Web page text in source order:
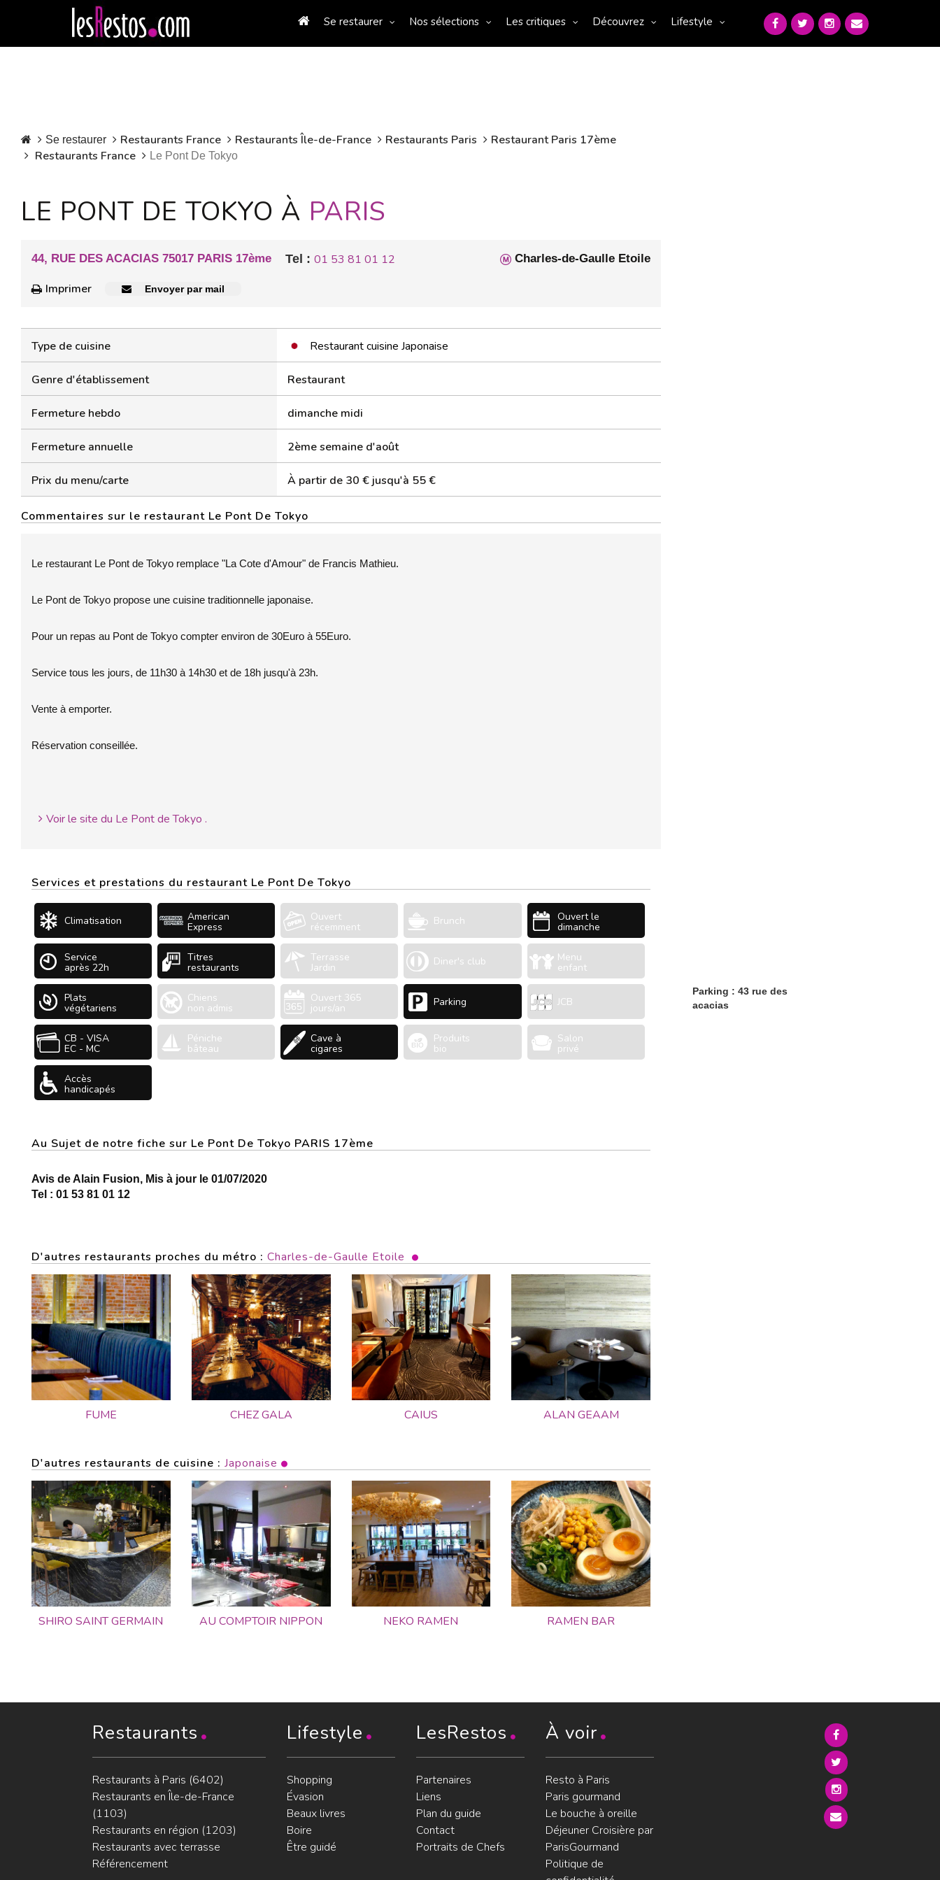
Se restaurer Nos sélections Les critiques Découvrez Lifestyle
Se restaurer Restaurants France Restaurants Île-de-France Restaurants Paris
Restaurant Paris 17ème
Restaurants France
Le Pont De Tokyo
LE PONT DE TOKYO À PARIS
44, RUE DES ACACIAS 75017 PARIS 17ème Charles-de-Gaulle Etoile
Tel : 01 53 81 01 12
Imprimer
Envoyer par mail
Type de cuisine Restaurant cuisine Japonaise
Genre d'établissement Restaurant
Fermeture hebdo dimanche midi
Fermeture annuelle 2ème semaine d'août
Prix du menu/carte À partir de 30 € jusqu'à 55 €
Commentaires sur le restaurant Le Pont De Tokyo
Le restaurant Le Pont de Tokyo remplace "La Cote d'Amour" de Francis Mathieu.
Le Pont de Tokyo propose une cuisine traditionnelle japonaise.
Pour un repas au Pont de Tokyo compter environ de 30Euro à 55Euro.
Service tous les jours, de 11h30 à 14h30 et de 18h jusqu'à 23h.
Vente à emporter.
Réservation conseillée.
Voir le site du Le Pont de Tokyo .
Services et prestations du restaurant Le Pont De Tokyo
Climatisation American
Express
Ouvert
récemment Brunch Ouvert le
dimanche
Service
après 22h
Titres
restaurants
Terrasse
Jardin Diner's club Menu
enfant
Plats
végétariens
Chiens
non admis
Ouvert 365
jours/an Parking JCB
CB - VISA
EC - MC
Péniche
bâteau
Cave à
cigares
Produits
bio
Salon
privé
Accès
handicapés
Au Sujet de notre fiche sur Le Pont De Tokyo PARIS 17ème
Avis de Alain Fusion, Mis à jour le 01/07/2020
Tel : 01 53 81 01 12
D'autres restaurants proches du métro : Charles-de-Gaulle Etoile
FUME CHEZ GALA CAIUS ALAN GEAAM
D'autres restaurants de cuisine : Japonaise
SHIRO SAINT GERMAIN AU COMPTOIR NIPPON NEKO RAMEN RAMEN BAR
Parking : 43 rue des
acacias
Restaurants
Restaurants à Paris (6402)
Restaurants en Île-de-France
(1103)
Restaurants en région (1203)
Restaurants avec terrasse
Référencement
Lifestyle
Shopping
Évasion
Beaux livres
Boire
Être guidé
LesRestos
Partenaires
Liens
Plan du guide
Contact
Portraits de Chefs
À voir
Resto à Paris
Paris gourmand
Le bouche à oreille
Déjeuner Croisière par
ParisGourmand
Politique de